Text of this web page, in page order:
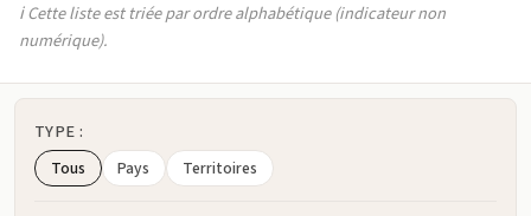
ℹ️ Cette liste est triée par ordre alphabétique (indicateur non
numérique).
TYPE :
Tous Pays Territoires